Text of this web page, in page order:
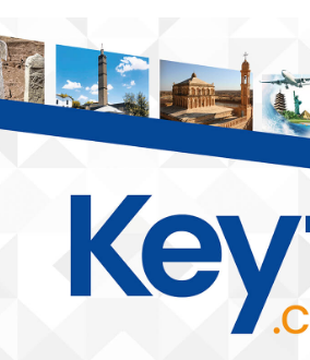
Sason’da organik sütleğen
hasadı gerçekleştirildi